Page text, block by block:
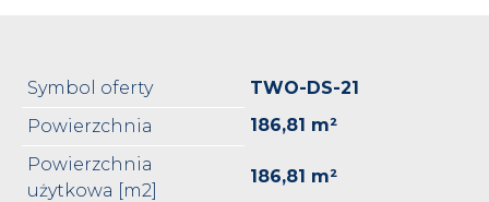
Symbol oferty
TWO-DS-21
Powierzchnia
186,81 m²
Powierzchnia
użytkowa [m2]
186,81 m²